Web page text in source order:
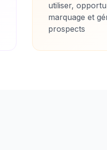
utiliser,
marquage et
prospects